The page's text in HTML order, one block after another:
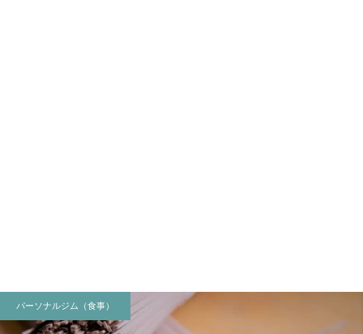
パーソナルジム（食事）